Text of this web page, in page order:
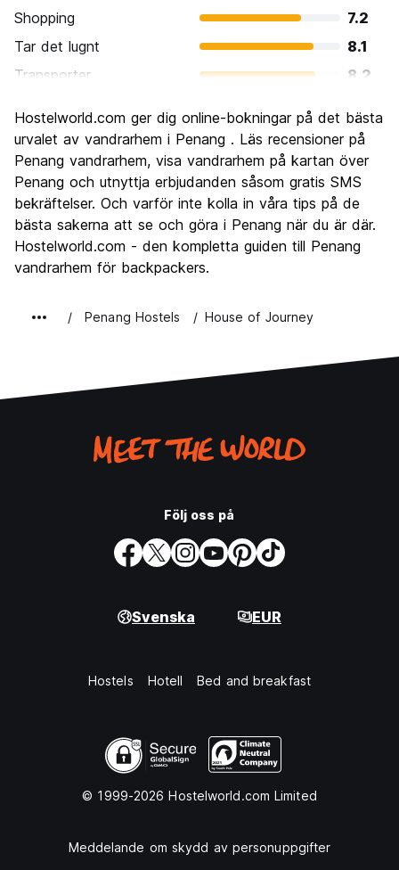
Shopping
7.2
Tar det lugnt
8.1
Transporter
8.2
Kultur
8.9
Festa
6.8
Värde för pengarna
8.5
Hostelworld.com ger dig online-bokningar på det bästa
urvalet av vandrarhem i Penang . Läs recensioner på
Penang vandrarhem, visa vandrarhem på kartan över
Penang och utnyttja erbjudanden såsom gratis SMS
bekräftelser. Och varför inte kolla in våra tips på de
bästa sakerna att se och göra i Penang när du är där.
Hostelworld.com - den kompletta guiden till Penang
vandrarhem för backpackers.
Penang Hostels House of Journey
Följ oss på
Svenska EUR
Hostels Hotell Bed and breakfast
© 1999-2026 Hostelworld.com Limited
Meddelande om skydd av personuppgifter